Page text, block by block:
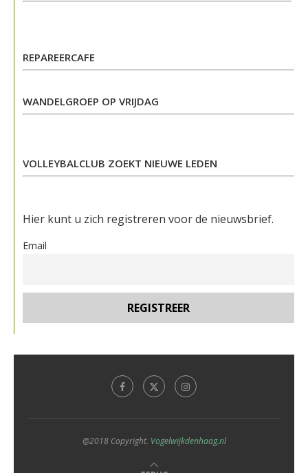
REPAREERCAFE
WANDELGROEP OP VRIJDAG
VOLLEYBALCLUB ZOEKT NIEUWE LEDEN
Hier kunt u zich registreren voor de nieuwsbrief.
Email
@2018 Copyright. Vogelwijkdenhaag.nl